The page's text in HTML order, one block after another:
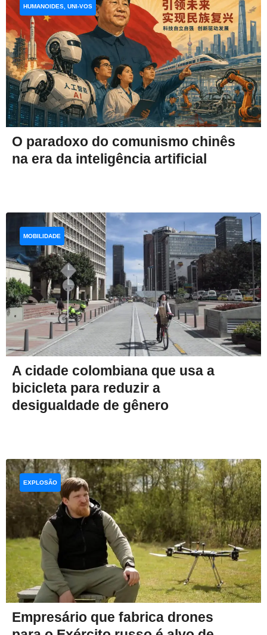
O paradoxo do comunismo chinês
na era da inteligência artificial
HUMANOIDES, UNI-VOS
A cidade colombiana que usa a
bicicleta para reduzir a
desigualdade de gênero
MOBILIDADE
Empresário que fabrica drones
EXPLOSÃO